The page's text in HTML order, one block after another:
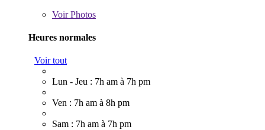
VoirPhotos
Heures normales
Voir tout
Lun - Jeu : 7h am à 7h pm
Ven : 7h am à 8h pm
Sam : 7h am à 7h pm